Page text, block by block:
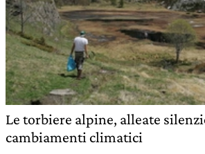
Le torbiere alpine, alleate
cambiamenti climatici